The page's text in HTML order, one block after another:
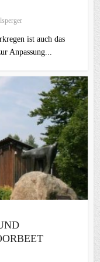
ist auch das
Anpassung...